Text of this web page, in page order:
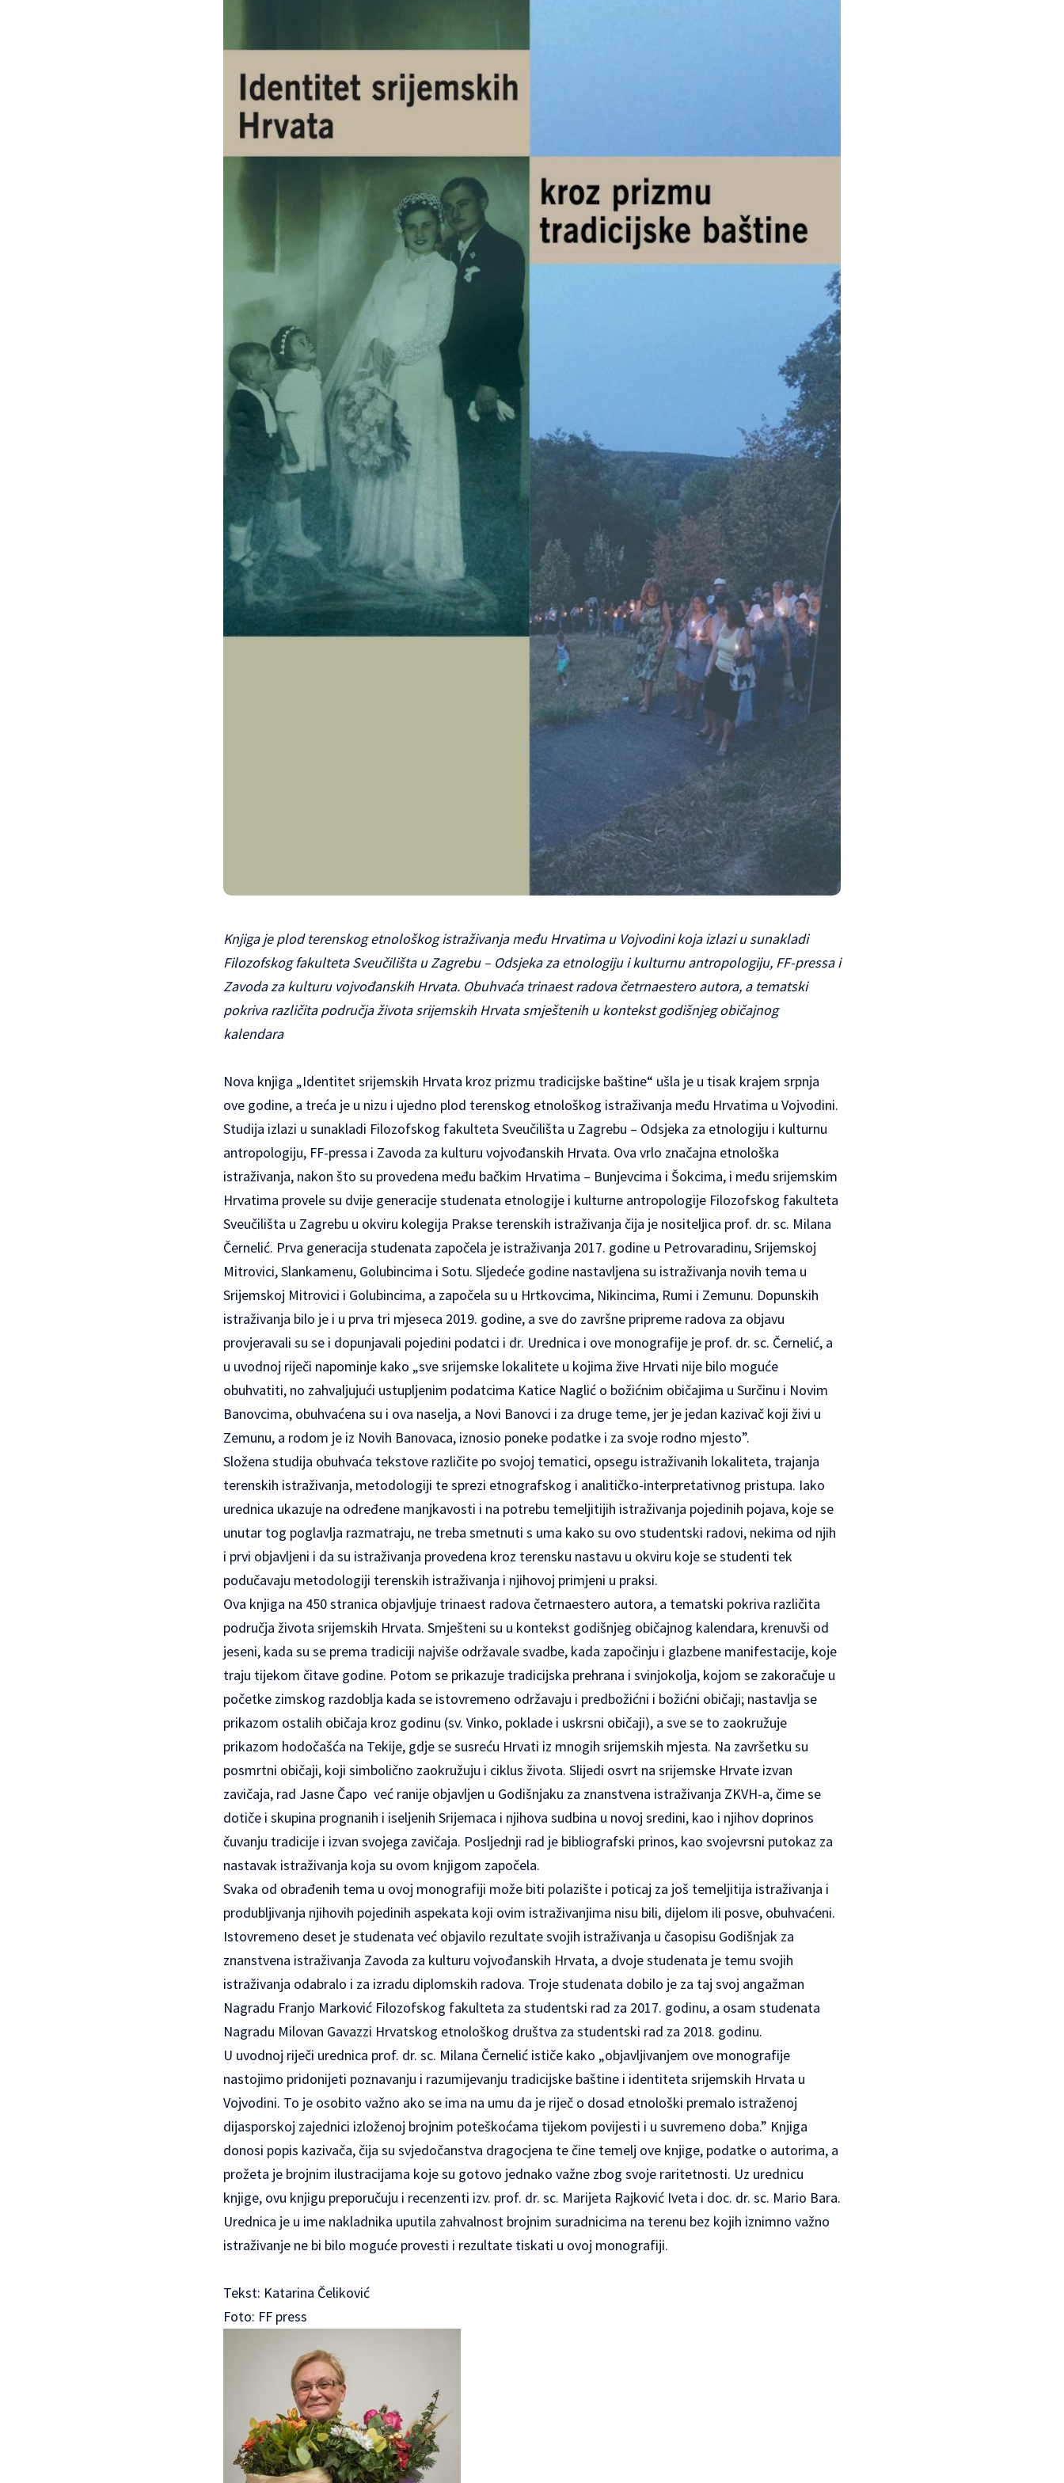
Knjiga je plod terenskog etnološkog istraživanja među Hrvatima u Vojvodini koja izlazi u sunakladi
Filozofskog fakulteta Sveučilišta u Zagrebu – Odsjeka za etnologiju i kulturnu antropologiju, FF-pressa i
Zavoda za kulturu vojvođanskih Hrvata. Obuhvaća trinaest radova četrnaestero autora, a tematski
pokriva različita područja života srijemskih Hrvata smještenih u kontekst godišnjeg običajnog
kalendara
Nova knjiga „Identitet srijemskih Hrvata kroz prizmu tradicijske baštine“ ušla je u tisak krajem srpnja
ove godine, a treća je u nizu i ujedno plod terenskog etnološkog istraživanja među Hrvatima u Vojvodini.
Studija izlazi u sunakladi Filozofskog fakulteta Sveučilišta u Zagrebu – Odsjeka za etnologiju i kulturnu
antropologiju, FF-pressa i Zavoda za kulturu vojvođanskih Hrvata. Ova vrlo značajna etnološka
istraživanja, nakon što su provedena među bačkim Hrvatima – Bunjevcima i Šokcima, i među srijemskim
Hrvatima provele su dvije generacije studenata etnologije i kulturne antropologije Filozofskog fakulteta
Sveučilišta u Zagrebu u okviru kolegija Prakse terenskih istraživanja čija je nositeljica prof. dr. sc. Milana
Černelić. Prva generacija studenata započela je istraživanja 2017. godine u Petrovaradinu, Srijemskoj
Mitrovici, Slankamenu, Golubincima i Sotu. Sljedeće godine nastavljena su istraživanja novih tema u
Srijemskoj Mitrovici i Golubincima, a započela su u Hrtkovcima, Nikincima, Rumi i Zemunu. Dopunskih
istraživanja bilo je i u prva tri mjeseca 2019. godine, a sve do završne pripreme radova za objavu
provjeravali su se i dopunjavali pojedini podatci i dr. Urednica i ove monografije je prof. dr. sc. Černelić, a
u uvodnoj riječi napominje kako „sve srijemske lokalitete u kojima žive Hrvati nije bilo moguće
obuhvatiti, no zahvaljujući ustupljenim podatcima Katice Naglić o božićnim običajima u Surčinu i Novim
Banovcima, obuhvaćena su i ova naselja, a Novi Banovci i za druge teme, jer je jedan kazivač koji živi u
Zemunu, a rodom je iz Novih Banovaca, iznosio poneke podatke i za svoje rodno mjesto”.
Složena studija obuhvaća tekstove različite po svojoj tematici, opsegu istraživanih lokaliteta, trajanja
terenskih istraživanja, metodologiji te sprezi etnografskog i analitičko-interpretativnog pristupa. Iako
urednica ukazuje na određene manjkavosti i na potrebu temeljitijih istraživanja pojedinih pojava, koje se
unutar tog poglavlja razmatraju, ne treba smetnuti s uma kako su ovo studentski radovi, nekima od njih
i prvi objavljeni i da su istraživanja provedena kroz terensku nastavu u okviru koje se studenti tek
podučavaju metodologiji terenskih istraživanja i njihovoj primjeni u praksi.
Ova knjiga na 450 stranica objavljuje trinaest radova četrnaestero autora, a tematski pokriva različita
područja života srijemskih Hrvata. Smješteni su u kontekst godišnjeg običajnog kalendara, krenuvši od
jeseni, kada su se prema tradiciji najviše održavale svadbe, kada započinju i glazbene manifestacije, koje
traju tijekom čitave godine. Potom se prikazuje tradicijska prehrana i svinjokolja, kojom se zakoračuje u
početke zimskog razdoblja kada se istovremeno održavaju i predbožićni i božićni običaji; nastavlja se
prikazom ostalih običaja kroz godinu (sv. Vinko, poklade i uskrsni običaji), a sve se to zaokružuje
prikazom hodočašća na Tekije, gdje se susreću Hrvati iz mnogih srijemskih mjesta. Na završetku su
posmrtni običaji, koji simbolično zaokružuju i ciklus života. Slijedi osvrt na srijemske Hrvate izvan
zavičaja, rad Jasne Čapo već ranije objavljen u Godišnjaku za znanstvena istraživanja ZKVH-a, čime se
dotiče i skupina prognanih i iseljenih Srijemaca i njihova sudbina u novoj sredini, kao i njihov doprinos
čuvanju tradicije i izvan svojega zavičaja. Posljednji rad je bibliografski prinos, kao svojevrsni putokaz za
nastavak istraživanja koja su ovom knjigom započela.
Svaka od obrađenih tema u ovoj monografiji može biti polazište i poticaj za još temeljitija istraživanja i
produbljivanja njihovih pojedinih aspekata koji ovim istraživanjima nisu bili, dijelom ili posve, obuhvaćeni.
Istovremeno deset je studenata već objavilo rezultate svojih istraživanja u časopisu Godišnjak za
znanstvena istraživanja Zavoda za kulturu vojvođanskih Hrvata, a dvoje studenata je temu svojih
istraživanja odabralo i za izradu diplomskih radova. Troje studenata dobilo je za taj svoj angažman
Nagradu Franjo Marković Filozofskog fakulteta za studentski rad za 2017. godinu, a osam studenata
Nagradu Milovan Gavazzi Hrvatskog etnološkog društva za studentski rad za 2018. godinu.
U uvodnoj riječi urednica prof. dr. sc. Milana Černelić ističe kako „objavljivanjem ove monografije
nastojimo pridonijeti poznavanju i razumijevanju tradicijske baštine i identiteta srijemskih Hrvata u
Vojvodini. To je osobito važno ako se ima na umu da je riječ o dosad etnološki premalo istraženoj
dijasporskoj zajednici izloženoj brojnim poteškoćama tijekom povijesti i u suvremeno doba.” Knjiga
donosi popis kazivača, čija su svjedočanstva dragocjena te čine temelj ove knjige, podatke o autorima, a
prožeta je brojnim ilustracijama koje su gotovo jednako važne zbog svoje raritetnosti. Uz urednicu
knjige, ovu knjigu preporučuju i recenzenti izv. prof. dr. sc. Marijeta Rajković Iveta i doc. dr. sc. Mario Bara.
Urednica je u ime nakladnika uputila zahvalnost brojnim suradnicima na terenu bez kojih iznimno važno
istraživanje ne bi bilo moguće provesti i rezultate tiskati u ovoj monografiji.
Tekst: Katarina Čeliković
Foto: FF press